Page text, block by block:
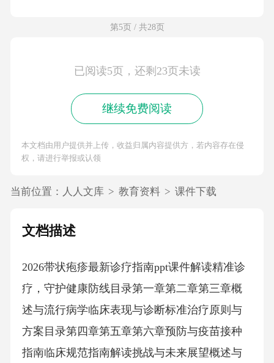
第5页 / 共28页
已阅读5页，还剩23页未读
继续免费阅读
本文档由用户提供并上传，收益归属内容提供方，若内容存在侵
权，请进行举报或认领
当前位置： 人人文库 > 教育资料 > 课件下载
文档描述
2026带状疱疹最新诊疗指南ppt课件解读精准诊
疗，守护健康防线目录第一章第二章第三章概
述与流行病学临床表现与诊断标准治疗原则与
方案目录第四章第五章第六章预防与疫苗接种
指南临床规范指南解读挑战与未来展望概述与